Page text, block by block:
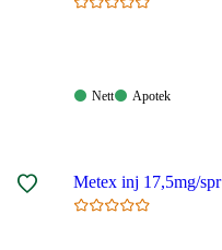
Nett:
Nett
Apotek:
Apotek
Metex inj 17,5mg/spr